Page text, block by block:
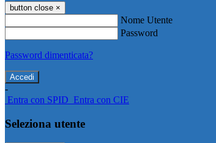
button close ×
Nome Utente
Password
Password dimenticata?
-
Entra con SPID Entra con CIE
Seleziona utente